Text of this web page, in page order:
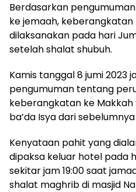
Berdasarkan
ke jemaah, keberangkatan
dilaksanakan pada hari
setelah shalat shubuh.
Kamis tanggal 8 jumi 2023
pengumuman tentang
keberangkatan ke
ba’da Isya dari
Kenyataan pahit yang
dipaksa keluar hotel pada
sekitar jam 19:00 saat
shalat maghrib di masjid